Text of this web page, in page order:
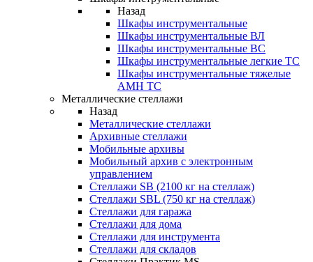
Назад
Шкафы инструментальные
Шкафы инструментальные ВЛ
Шкафы инструментальные ВС
Шкафы инструментальные легкие ТС
Шкафы инструментальные тяжелые
AMH TC
Металлические стеллажи
Назад
Металлические стеллажи
Архивные стеллажи
Мобильные архивы
Мобильный архив с электронным
управлением
Стеллажи SB (2100 кг на стеллаж)
Стеллажи SBL (750 кг на стеллаж)
Стеллажи для гаража
Стеллажи для дома
Стеллажи для инструмента
Стеллажи для складов